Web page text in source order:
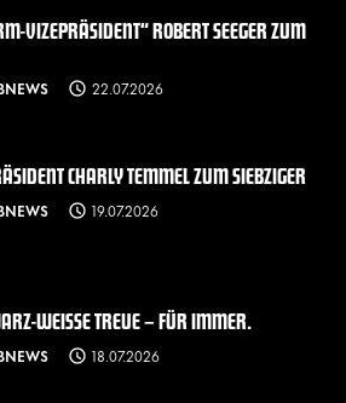
VIZEPRÄSIDENT“ ROBERT SEEGER ZUM
22.07.2026
CHARLY TEMMEL ZUM SIEBZIGER
19.07.2026
WEISSE TREUE – FÜR IMMER.
18.07.2026